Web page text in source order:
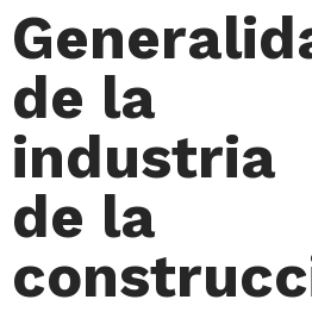
de la
industria
de la